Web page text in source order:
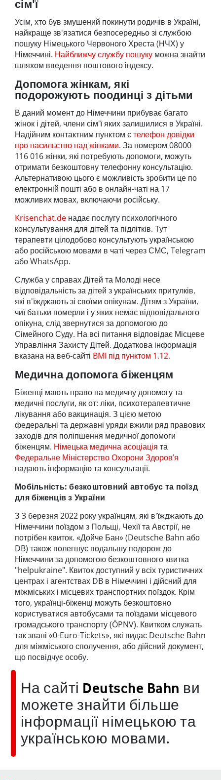
сім'ї
Усім, хто був змушений покинути родичів в Україні,
найкраще зв'язатися безпосередньо зі службою
пошуку Німецького Червоного Хреста (НЧХ) у
Німеччині. Найближчу службу пошуку можна знайти
шляхом введення поштового індексу.
Допомога жінкам, які
подорожують поодинці з дітьми
В даний момент до Німеччини прибуває багато
жінок і дітей, члени сім'ї яких залишилися в Україні.
Надійним контактним пунктом єтелефон довідки
про насильство над жінками. За номером 08000
116 016 жінки, які потребують допомоги, можуть
отримати безкоштовну телефонну консультацію.
Альтернативою цього є можливість зробити це по
електронній пошті або в онлайн-чаті на 17
можливих мовах, включаючи російську.
Krisenchat.de надає послугу психологічного
консультування для дітей та підлітків. Тут
терапевти цілодобово консультують українською
або російською мовами в чаті через СМС, Telegram
або WhatsApp.
Служба у справах Дітей та Молоді несе
відповідальність за дітей з українських притулків,
які в'їжджають зі своїми опікунам. Дітям з України,
чиї батьки померли і у яких немає відповідального
опікуна, слід звернутися за допомогою до
Сімейного Суду. На всі питання відповідає Місцеве
Управління Захисту Дітей. Додаткова інформація
вказана на веб-сайті BMI під пунктом 1.12.
Медична допомога біженцям
Біженці мають право на медичну допомогу та
медичні послуги, як от: ліки, психотерапевтичне
лікування або вакцинація. З цією метою
федеральні та державні уряди вжили ряд правових
заходів для поліпшення медичної допомоги
біженцям. Німецька медична асоціація та
Федеральне Міністерство Охорони Здоров’я
надають інформацію та консультації.
Мобільність: безкоштовний автобус та поїзд
для біженців з України
З 3 березня 2022 року українцям, які в'їжджають до
Німеччини поїздом з Польщі, Чехії та Австрії, не
потрібен квиток. «Дойче Бан» (Deutsche Bahn або
DB) також полегшує подальшу подорож до
Німеччини за допомогою безкоштовного квитка
"helpukraine". Квиток доступний у всіх туристичних
центрах і агентствах DB в Німеччині і дійсний для
міжміських і місцевих транспортних поїздок. Крім
того, українці-біженці можуть безкоштовно
користуватися автобусами та поїздами місцевого
громадського транспорту (ÖPNV). Квитком служать
так звані «0-Euro-Tickets», які видає Deutsche Bahn
для міжміського сполучення, або дійсний документ,
що посвідчує особу.
На сайті Deutsche Bahn ви
можете знайти більше
інформації німецькою та
українською мовами.